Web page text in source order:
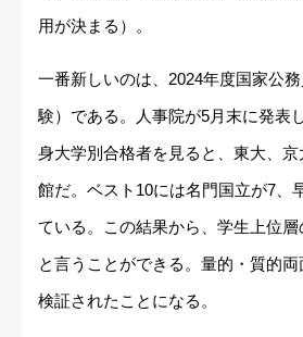
用が決まる）。
一番新しいのは、2024年度国家公
験）である。人事院が5月末に発表
身大学別合格者を見ると、東大、
館だ。ベスト10には名門国立が7、
ている。この結果から、学生上位
と言うことができる。量的・質的
検証されたことになる。